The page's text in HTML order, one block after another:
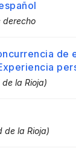
derecho
de
la Rioja)
de la Rioja)